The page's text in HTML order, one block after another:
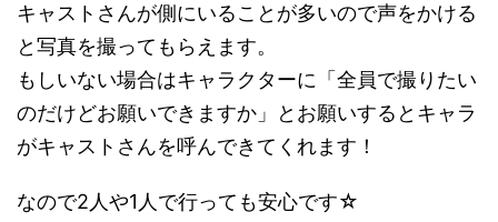
キャストさんが側にいることが多いので声をかける
と写真を撮ってもらえます。
もしいない場合はキャラクターに「全員で撮りたい
のだけどお願いできますか」とお願いするとキャラ
がキャストさんを呼んできてくれます！
なので2人や1人で行っても安心です☆